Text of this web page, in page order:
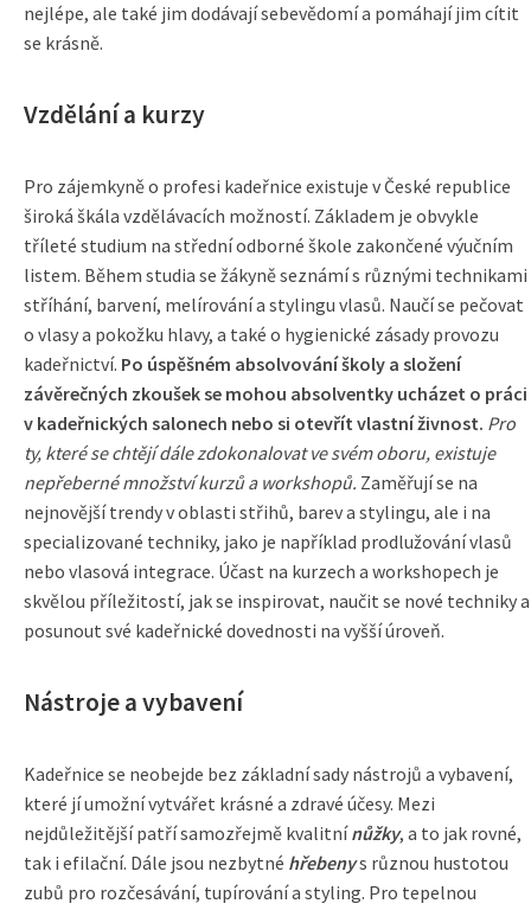
nejlépe, ale také jim dodávají sebevědomí a pomáhají jim cítit
se krásně.
Vzdělání a kurzy
Pro zájemkyně o profesi kadeřnice existuje v České republice
široká škála vzdělávacích možností. Základem je obvykle
tříleté studium na střední odborné škole zakončené výučním
listem. Během studia se žákyně seznámí s různými technikami
stříhání, barvení, melírování a stylingu vlasů. Naučí se pečovat
o vlasy a pokožku hlavy, a také o hygienické zásady provozu
kadeřnictví. Po úspěšném absolvování školy a složení
závěrečných zkoušek se mohou absolventky ucházet o práci
v kadeřnických salonech nebo si otevřít vlastní živnost. Pro
ty, které se chtějí dále zdokonalovat ve svém oboru, existuje
nepřeberné množství kurzů a workshopů. Zaměřují se na
nejnovější trendy v oblasti střihů, barev a stylingu, ale i na
specializované techniky, jako je například prodlužování vlasů
nebo vlasová integrace. Účast na kurzech a workshopech je
skvělou příležitostí, jak se inspirovat, naučit se nové techniky a
posunout své kadeřnické dovednosti na vyšší úroveň.
Nástroje a vybavení
Kadeřnice se neobejde bez základní sady nástrojů a vybavení,
které jí umožní vytvářet krásné a zdravé účesy. Mezi
nejdůležitější patří samozřejmě kvalitnínůžky, a to jak rovné,
tak i efilační. Dále jsou nezbytné hřebenys různou hustotou
zubů pro rozčesávání, tupírování a styling. Pro tepelnou